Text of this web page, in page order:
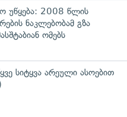
უწყება: 2008 წლის
ნაკლებობამ გზა
ომებს
სიტყვა არეული ასოებით